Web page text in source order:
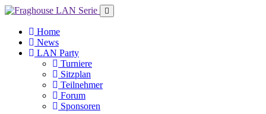
Home
News
LAN Party
Turniere
Sitzplan
Teilnehmer
Forum
Sponsoren